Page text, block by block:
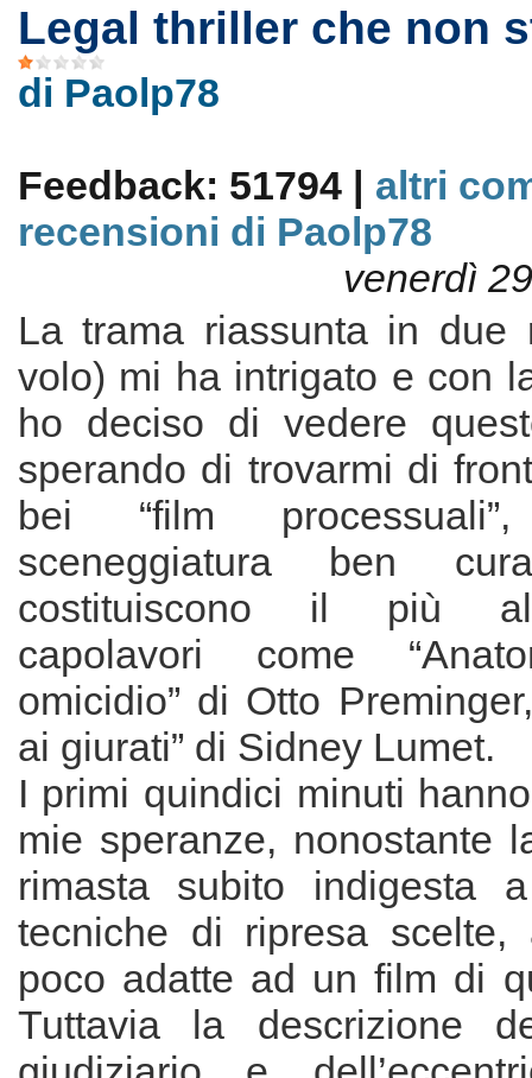
Legal thriller che non
di Paolp78
Feedback: 51794 | altri
recensioni di Paolp78
venerdì
La trama riassunta in due
volo) mi ha intrigato e con
ho deciso di vedere
sperando di trovarmi di
bei “film
sceneggiatura ben
costituiscono il più
capolavori come
omicidio” di Otto
ai giurati” di Sidney Lumet.
I primi quindici minuti
mie speranze, nonostante
rimasta subito indigesta
tecniche di ripresa
poco adatte ad un film di
Tuttavia la descrizione